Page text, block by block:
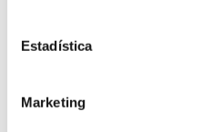
Estadística
MarketingHacer tu